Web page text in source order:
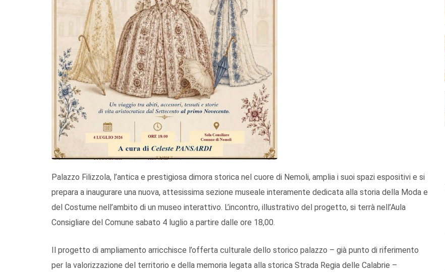
Palazzo Filizzola, l’antica e prestigiosa dimora storica nel cuore di Nemoli, amplia i suoi spazi espositivi e si
prepara a inaugurare una nuova, attesissima sezione museale interamente dedicata alla storia della Moda e
del Costume nell’ambito di un museo interattivo. L’incontro, illustrativo del progetto, si terrà nell’Aula
Consigliare del Comune sabato 4 luglio a partire dalle ore 18,00.
Il progetto di ampliamento arricchisce l’offerta culturale dello storico palazzo – già punto di riferimento
per la valorizzazione del territorio e della memoria legata alla storica Strada Regia delle Calabrie –